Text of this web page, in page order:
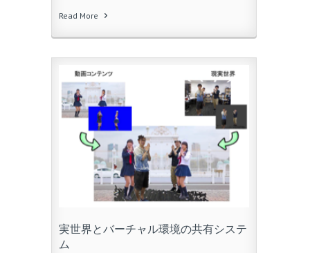
Read More
実世界とバーチャル環境の共有システ
ム